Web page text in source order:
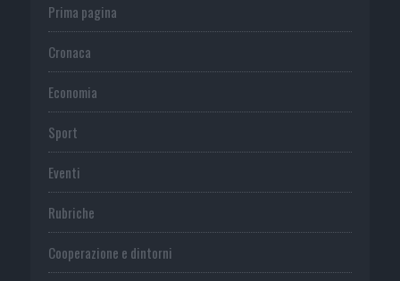
Prima pagina
Cronaca
Economia
Sport
Eventi
Rubriche
Cooperazione e dintorni